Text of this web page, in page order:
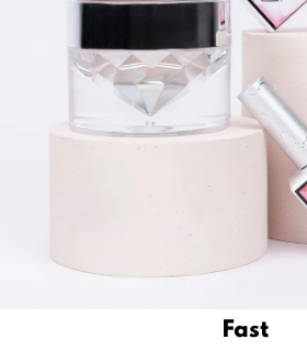
Fast